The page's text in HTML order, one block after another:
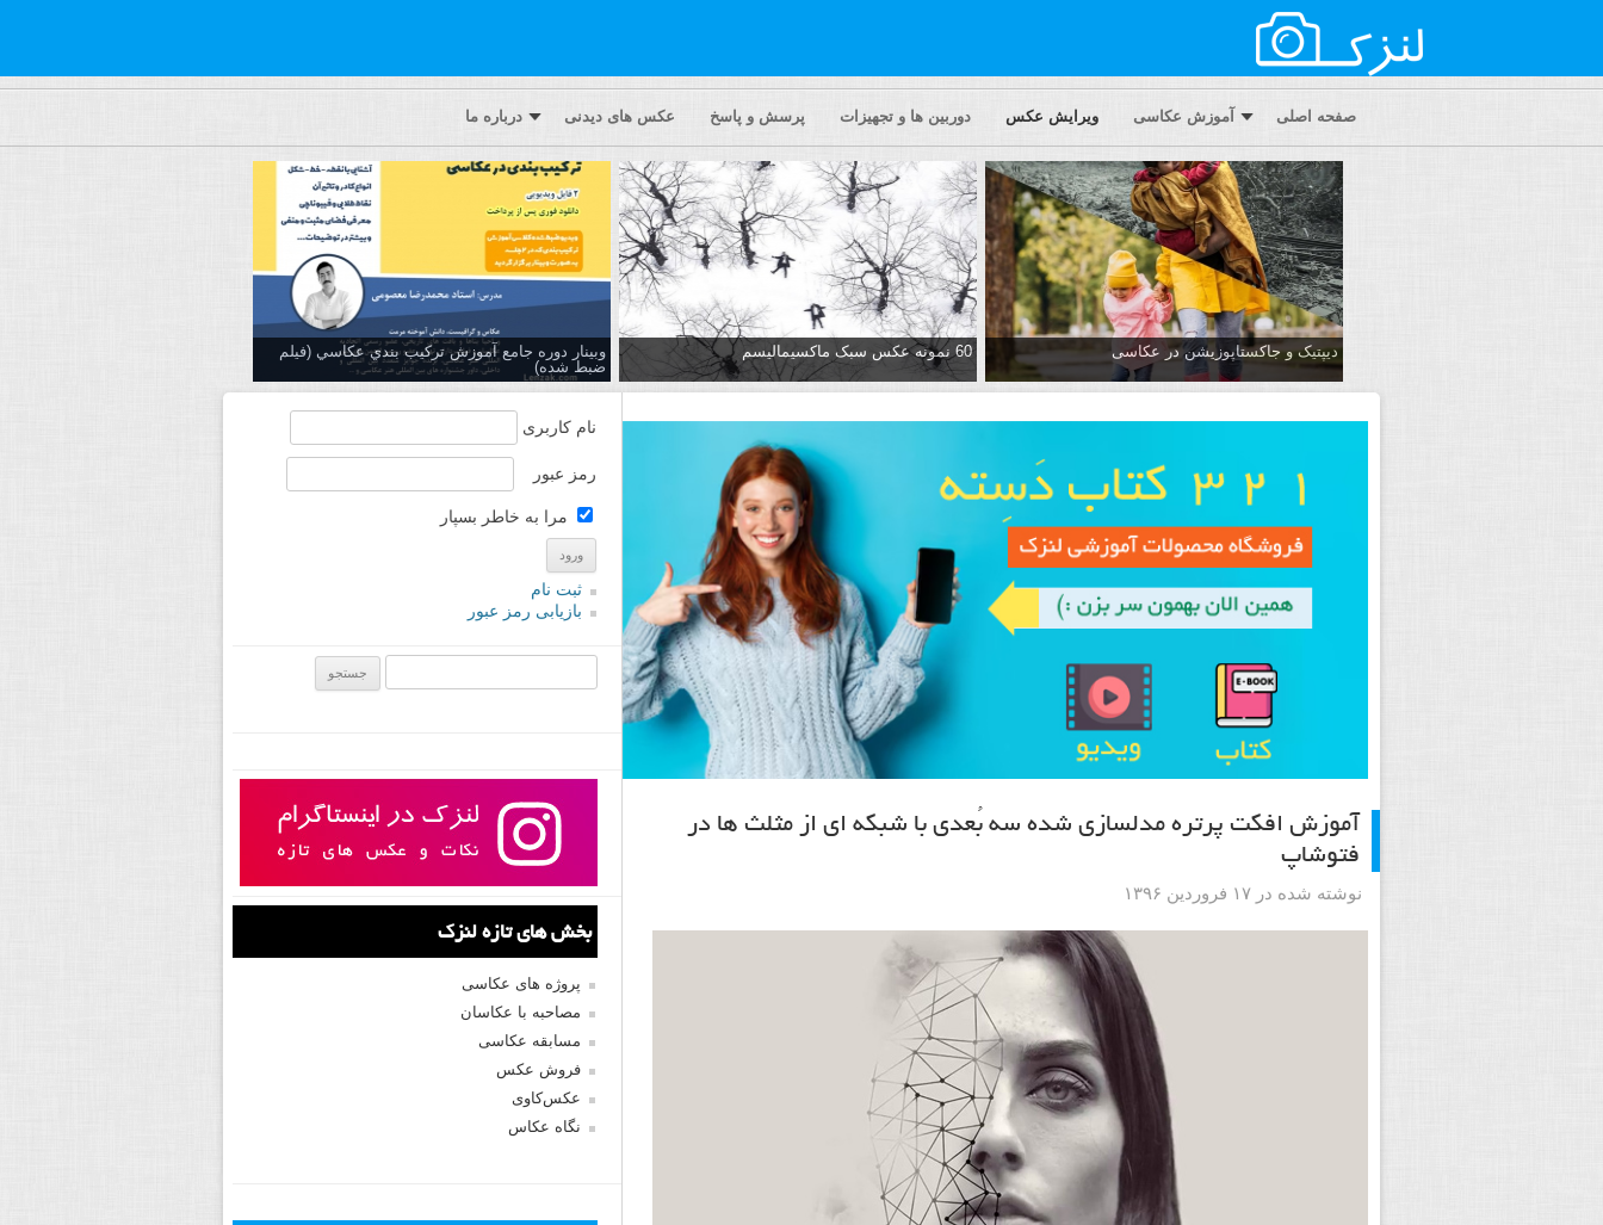
صفحه اصلی آموزش عکاسی ویرایش عکس دوربین ها و تجهیزات پرسش و پاسخ عکس های دیدنی درباره ما
دیپتیک و جاکستا‌پوزیشن در عکاسی 60 نمونه عکس سبک ماکسیمالیسم
وبینار دوره جامع آموزش تركيب بندي عكاسي (فیلم
ضبط شده)
آموزش افکت پرتره مدلسازی شده سه بُعدی با شبکه ای از مثلث ها در
فتوشاپ
نوشته شده در ۱۷ فروردین ۱۳۹۶
نام کاربری
رمز عبور
مرا به خاطر بسپار
ثبت نام
بازیابی رمز عبور
بخش های تازه لنزک
پروژه های عکاسی
مصاحبه با عکاسان
مسابقه عکاسی
فروش عکس
عکس‌کاوی
نگاه عکاس